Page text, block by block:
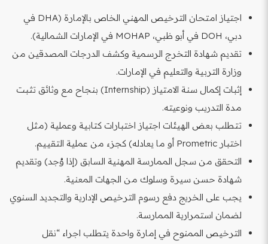
اجتياز امتحان الترخيص المهني الخاص بالإمارة (DHA في
دبي، DOH في أبو ظبي، MOHAP في الإمارات الشمالية).
تقديم شهادة التخرج الرسمية وكشف الدرجات المصدقين من
وزارة التربية والتعليم في الإمارات.
إثبات إكمال سنة الامتياز (Internship) بنجاح مع وثائق تثبت
مدة التدريب ونوعيته.
تتطلب بعض الهيئات اجتياز اختبارات كتابية وعملية (مثل
اختبار Prometric أو ما يعادله) كجزء من عملية التقييم.
التحقق من سجل الممارسة المهنية السابق (إذا وُجد) وتقديم
شهادة حسن سيرة وسلوك من الجهات المعنية.
يجب على الخريج دفع رسوم الترخيص الإدارية والتجديد السنوي
لضمان استمرارية الممارسة.
الترخيص الممنوح في إمارة واحدة يتطلب اجراء “نقل